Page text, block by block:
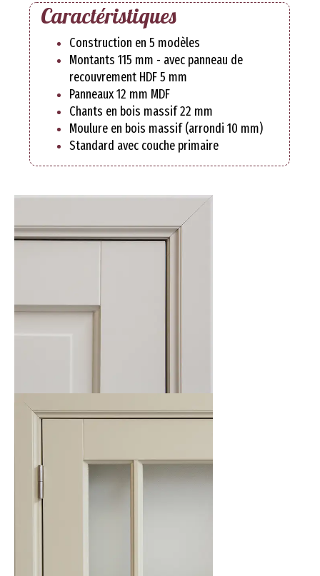
Caractéristiques
Construction en 5 modèles
Montants 115 mm - avec panneau de
recouvrement HDF 5 mm
Panneaux 12 mm MDF
Chants en bois massif 22 mm
Moulure en bois massif (arrondi 10 mm)
Standard avec couche primaire